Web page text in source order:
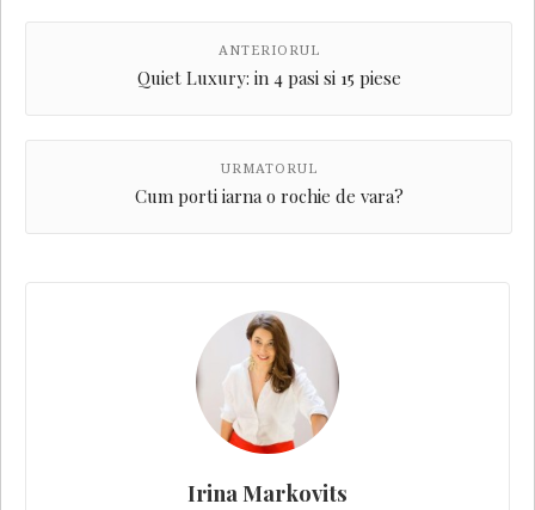
ANTERIORUL
Quiet Luxury: in 4 pasi si 15 piese
URMATORUL
Cum porti iarna o rochie de vara?
Irina Markovits